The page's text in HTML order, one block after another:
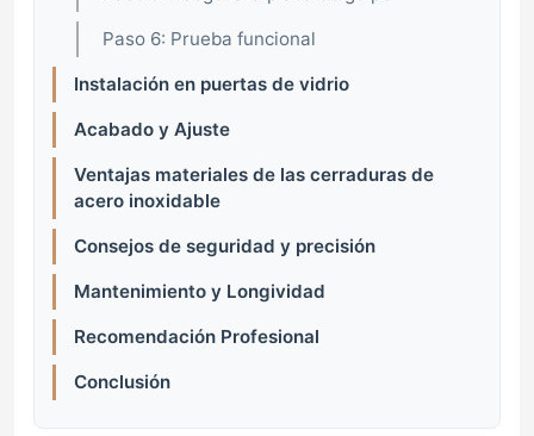
Paso 6: Prueba funcional
Instalación en puertas de vidrio
Acabado y Ajuste
Ventajas materiales de las cerraduras de
acero inoxidable
Consejos de seguridad y precisión
Mantenimiento y Longividad
Recomendación Profesional
Conclusión